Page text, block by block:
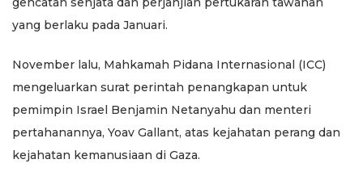
yang berlaku pada Januari.
November lalu, Mahkamah Pidana Internasional (ICC)
mengeluarkan surat perintah penangkapan untuk
pemimpin Israel Benjamin Netanyahu dan menteri
pertahanannya, Yoav Gallant, atas kejahatan perang dan
kejahatan kemanusiaan di Gaza.